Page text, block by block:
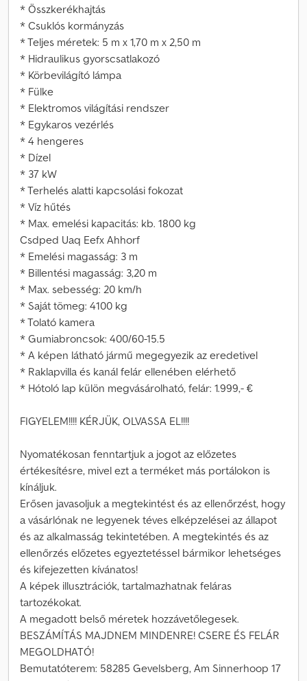
* Összkerékhajtás
* Csuklós kormányzás
* Teljes méretek: 5 m x 1,70 m x 2,50 m
* Hidraulikus gyorscsatlakozó
* Körbevilágító lámpa
* Fülke
* Elektromos világítási rendszer
* Egykaros vezérlés
* 4 hengeres
* Dízel
* 37 kW
* Terhelés alatti kapcsolási fokozat
* Víz hűtés
* Max. emelési kapacitás: kb. 1800 kg
Csdped Uaq Eefx Ahhorf
* Emelési magasság: 3 m
* Billentési magasság: 3,20 m
* Max. sebesség: 20 km/h
* Saját tömeg: 4100 kg
* Tolató kamera
* Gumiabroncsok: 400/60-15.5
* A képen látható jármű megegyezik az eredetivel
* Raklapvilla és kanál felár ellenében elérhető
* Hótoló lap külön megvásárolható, felár: 1.999,- €
FIGYELEM!!!! KÉRJÜK, OLVASSA EL!!!!
Nyomatékosan fenntartjuk a jogot az előzetes
értékesítésre, mivel ezt a terméket más portálokon is
kínáljuk.
Erősen javasoljuk a megtekintést és az ellenőrzést, hogy
a vásárlónak ne legyenek téves elképzelései az állapot
és az alkalmasság tekintetében. A megtekintés és az
ellenőrzés előzetes egyeztetéssel bármikor lehetséges
és kifejezetten kívánatos!
A képek illusztrációk, tartalmazhatnak feláras
tartozékokat.
A megadott belső méretek hozzávetőlegesek.
BESZÁMÍTÁS MAJDNEM MINDENRE! CSERE ÉS FELÁR
MEGOLDHATÓ!
Bemutatóterem: 58285 Gevelsberg, Am Sinnerhoop 17